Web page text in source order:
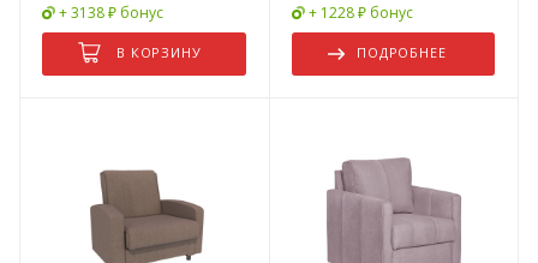
+ 3138 ₽ бонус
В КОРЗИНУ
+ 1228 ₽ бонус
ПОДРОБНЕЕ